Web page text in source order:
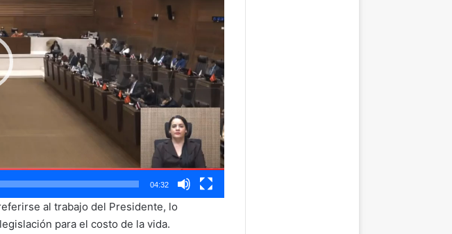
04:32
al trabajo del Presidente, lo
para el costo de la vida.